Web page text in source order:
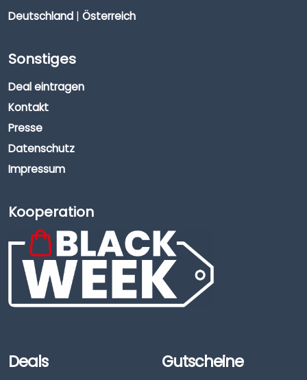
Deutschland | Österreich
Sonstiges
Deal eintragen
Kontakt
Presse
Datenschutz
Impressum
Kooperation
Deals Gutscheine